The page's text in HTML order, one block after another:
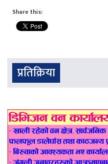
Share this:
प्रतिक्रिया